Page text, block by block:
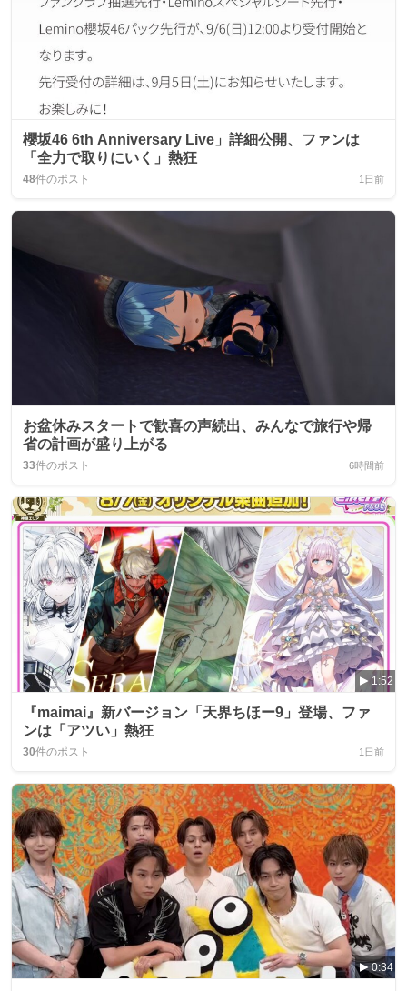
櫻坂46 6th Anniversary Live」詳細公開、ファンは
「全力で取りにいく」熱狂
48件のポスト 1日前
お盆休みスタートで歓喜の声続出、みんなで旅行や帰
省の計画が盛り上がる
33件のポスト 6時間前
1:52
『maimai』新バージョン「天界ちほー9」登場、ファ
ンは「アツい」熱狂
30件のポスト 1日前
0:34